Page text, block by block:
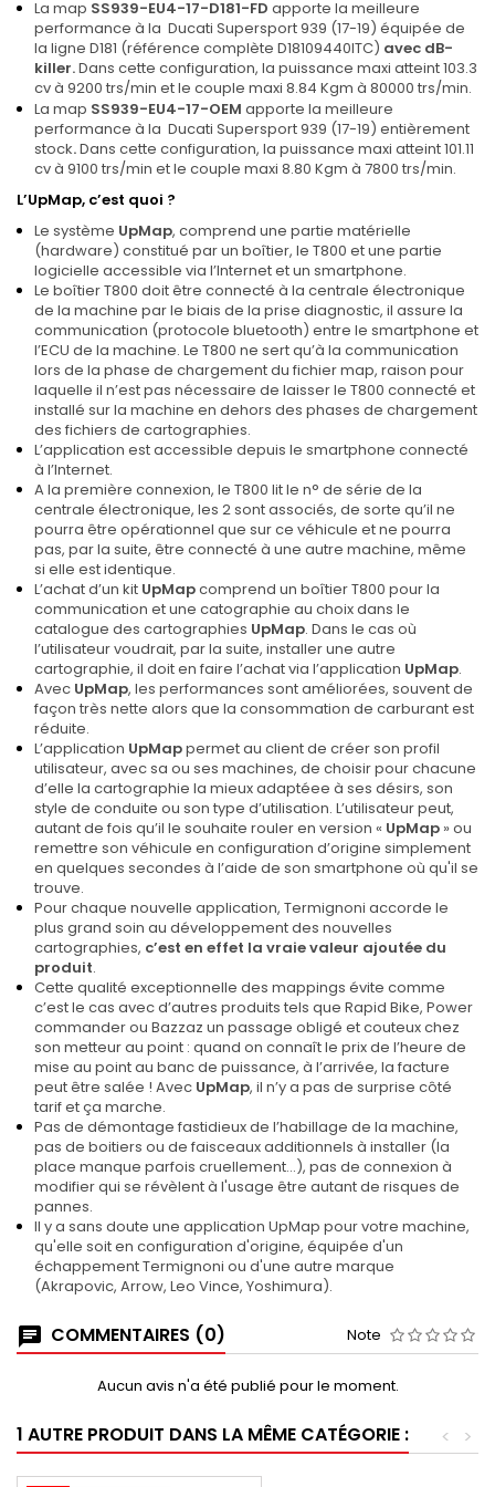
La map SS939-EU4-17-D181-FD apporte la meilleure
performance à la Ducati Supersport 939 (17-19) équipée de
la ligne D181 (référence complète D18109440ITC) avec dB-
killer.Dans cette configuration, la puissance maxi atteint 103.3
cv à 9200 trs/min et le couple maxi 8.84 Kgm à 80000 trs/min.
La map SS939-EU4-17-OEM apporte la meilleure
performance à la Ducati Supersport 939 (17-19) entièrement
stock.Dans cette configuration, la puissance maxi atteint 101.11
cv à 9100 trs/min et le couple maxi 8.80 Kgm à 7800 trs/min.
L’UpMap, c’est quoi ?
Le système UpMap, comprend une partie matérielle
(hardware) constitué par un boîtier, le T800 et une partie
logicielle accessible via l’Internet et un smartphone.
Le boîtier T800 doit être connecté à la centrale électronique
de la machine par le biais de la prise diagnostic, il assure la
communication (protocole bluetooth) entre le smartphone et
l’ECU de la machine. Le T800 ne sert qu’à la communication
lors de la phase de chargement du fichier map, raison pour
laquelle il n’est pas nécessaire de laisser le T800 connecté et
installé sur la machine en dehors des phases de chargement
des fichiers de cartographies.
L’application est accessible depuis le smartphone connecté
à l’Internet.
A la première connexion, le T800 lit le n° de série de la
centrale électronique, les 2 sont associés, de sorte qu’il ne
pourra être opérationnel que sur ce véhicule et ne pourra
pas, par la suite, être connecté à une autre machine, même
si elle est identique.
L’achat d’un kit UpMapcomprend un boîtier T800 pour la
communication et une catographie au choix dans le
catalogue des cartographies UpMap. Dans le cas où
l’utilisateur voudrait, par la suite, installer une autre
cartographie, il doit en faire l’achat via l’application UpMap.
Avec UpMap, les performances sont améliorées, souvent de
façon très nette alors que la consommation de carburant est
réduite.
L’application UpMappermet au client de créer son profil
utilisateur, avec sa ou ses machines, de choisir pour chacune
d’elle la cartographie la mieux adaptéee à ses désirs, son
style de conduite ou son type d’utilisation. L’utilisateur peut,
autant de fois qu’il le souhaite rouler en version « UpMap » ou
remettre son véhicule en configuration d’origine simplement
en quelques secondes à l’aide de son smartphone où qu'il se
trouve.
Pour chaque nouvelle application, Termignoni accorde le
plus grand soin au développement des nouvelles
cartographies, c’est en effet la vraie valeur ajoutée du
produit.
Cette qualité exceptionnelle des mappings évite comme
c’est le cas avec d’autres produits tels que Rapid Bike, Power
commander ou Bazzaz un passage obligé et couteux chez
son metteur au point : quand on connaît le prix de l’heure de
mise au point au banc de puissance, à l’arrivée, la facture
peut être salée ! Avec UpMap, il n’y a pas de surprise côté
tarif et ça marche.
Pas de démontage fastidieux de l’habillage de la machine,
pas de boitiers ou de faisceaux additionnels à installer (la
place manque parfois cruellement…), pas de connexion à
modifier qui se révèlent à l'usage être autant de risques de
pannes.
Il y a sans doute une application UpMap pour votre machine,
qu'elle soit en configuration d'origine, équipée d'un
échappement Termignoni ou d'une autre marque
(Akrapovic, Arrow, Leo Vince, Yoshimura).
COMMENTAIRES (0) Note
Aucun avis n'a été publié pour le moment.
1 AUTRE PRODUIT DANS LA MÊME CATÉGORIE : >
<